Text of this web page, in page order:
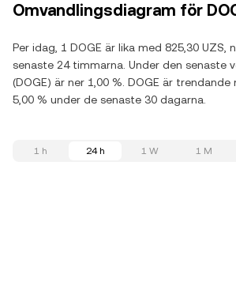
Omvandlingsdiagram för
Per idag, 1 DOGE är lika med 825,30 UZS,
senaste 24 timmarna. Under den senaste
(DOGE) är ner 1,00 %. DOGE är
5,00 % under de senaste 30 dagarna.
1 h 24 h 1 W 1 M